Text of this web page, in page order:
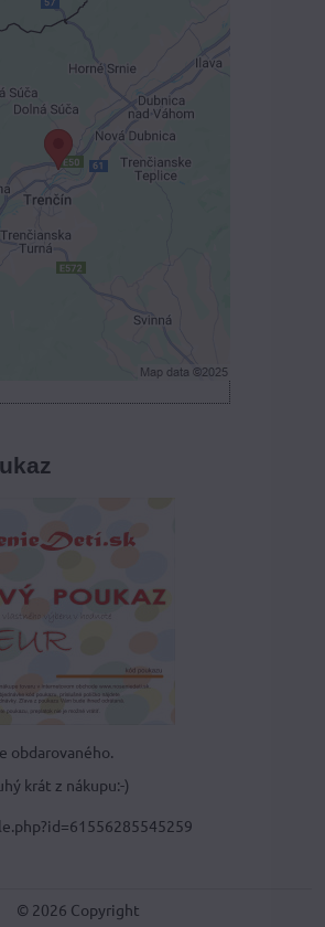
je blokovaný
súkromia
externý obsah?
tentokrát
- súhlas s druhom
Funkčné
obdarovaného.
krát z nákupu:-)
© 2026 Copyright